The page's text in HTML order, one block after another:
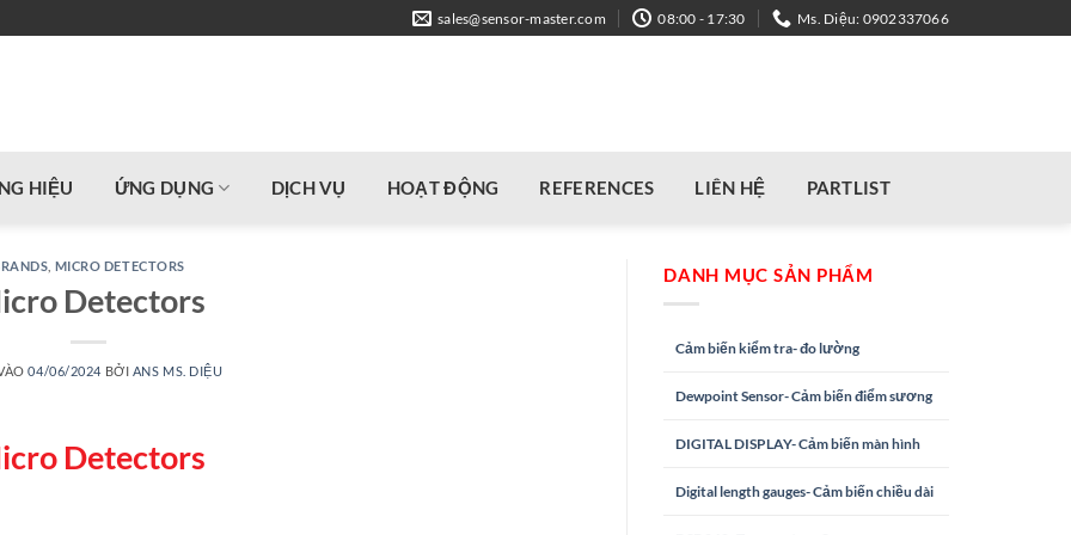
sales@sensor-master.com 08:00 - 17:30 Ms. Diệu: 0902337066
HIỆU ỨNG DỤNG DỊCH VỤ HOẠT ĐỘNG REFERENCES LIÊN HỆ PARTLIST
MICRO DETECTORS
Detectors
04/06/2024 BỞI ANS MS. DIỆU
Detectors
DANH MỤC SẢN PHẨM
Cảm biến kiểm tra- đo lường
Dewpoint Sensor- Cảm biến điểm sương
DIGITAL DISPLAY- Cảm biến màn hình
Digital length gauges- Cảm biến chiều dài